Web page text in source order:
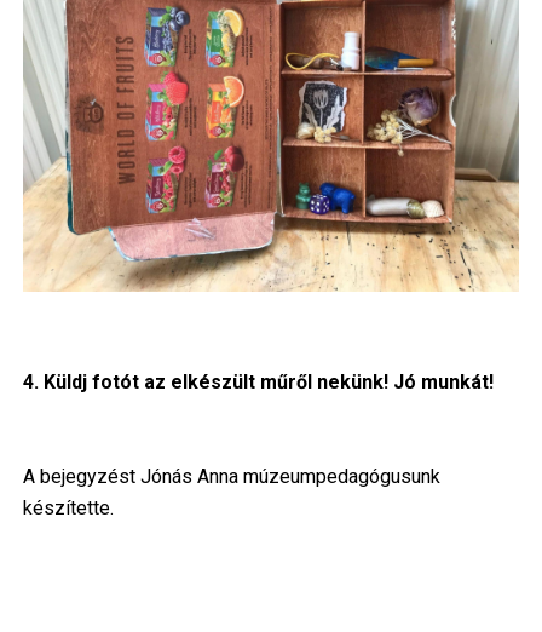
4. Küldj fotót az elkészült műről nekünk! Jó munkát!
A bejegyzést Jónás Anna múzeumpedagógusunk
készítette.